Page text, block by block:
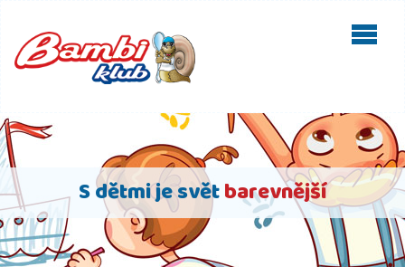
S dětmi je světbarevnější